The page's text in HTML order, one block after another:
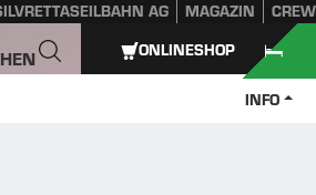
AG MAGAZIN CREW
INFO
ONLINESHOP